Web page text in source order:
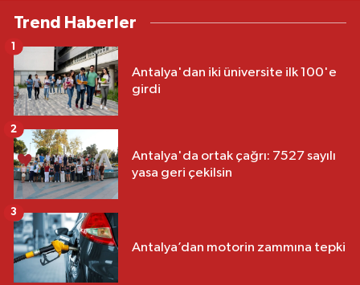
Trend Haberler
Antalya'dan iki üniversite ilk 100'e
girdi
1
Antalya'da ortak çağrı: 7527 sayılı
yasa geri çekilsin
2
Antalya’dan motorin zammına tepki
3